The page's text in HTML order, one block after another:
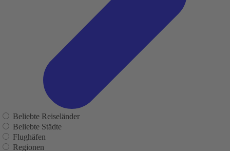
Beliebte Reiseländer
Beliebte Städte
Flughäfen
Regionen